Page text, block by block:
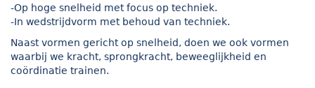
-Op hoge snelheid met focus op techniek.
-In wedstrijdvorm met behoud van techniek.
Naast vormen gericht op snelheid, doen we ook vormen
waarbij we kracht, sprongkracht, beweeglijkheid en
coördinatie trainen.